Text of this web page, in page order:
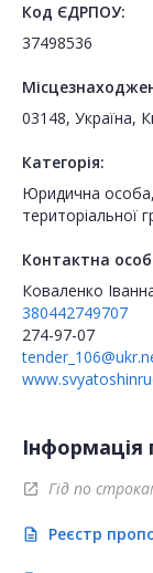
Код ЄДРПОУ:
37498536
03148, Україна,
Категорія:
Юридична
територіальної
Контактна
Коваленко
380442749707
274-97-07
Інформація
open_in_new Гід по
description Реєстр